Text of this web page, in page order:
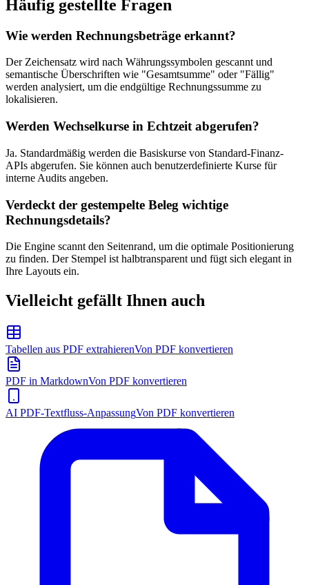
Häufig gestellte Fragen
Wie werden Rechnungsbeträge erkannt?
Der Zeichensatz wird nach Währungssymbolen gescannt und
semantische Überschriften wie "Gesamtsumme" oder "Fällig"
werden analysiert, um die endgültige Rechnungssumme zu
lokalisieren.
Werden Wechselkurse in Echtzeit abgerufen?
Ja. Standardmäßig werden die Basiskurse von Standard-Finanz-
APIs abgerufen. Sie können auch benutzerdefinierte Kurse für
interne Audits angeben.
Verdeckt der gestempelte Beleg wichtige
Rechnungsdetails?
Die Engine scannt den Seitenrand, um die optimale Positionierung
zu finden. Der Stempel ist halbtransparent und fügt sich elegant in
Ihre Layouts ein.
Vielleicht gefällt Ihnen auch
Tabellen aus PDF extrahierenVon PDF konvertieren
PDF in MarkdownVon PDF konvertieren
AI PDF-Textfluss-AnpassungVon PDF konvertieren